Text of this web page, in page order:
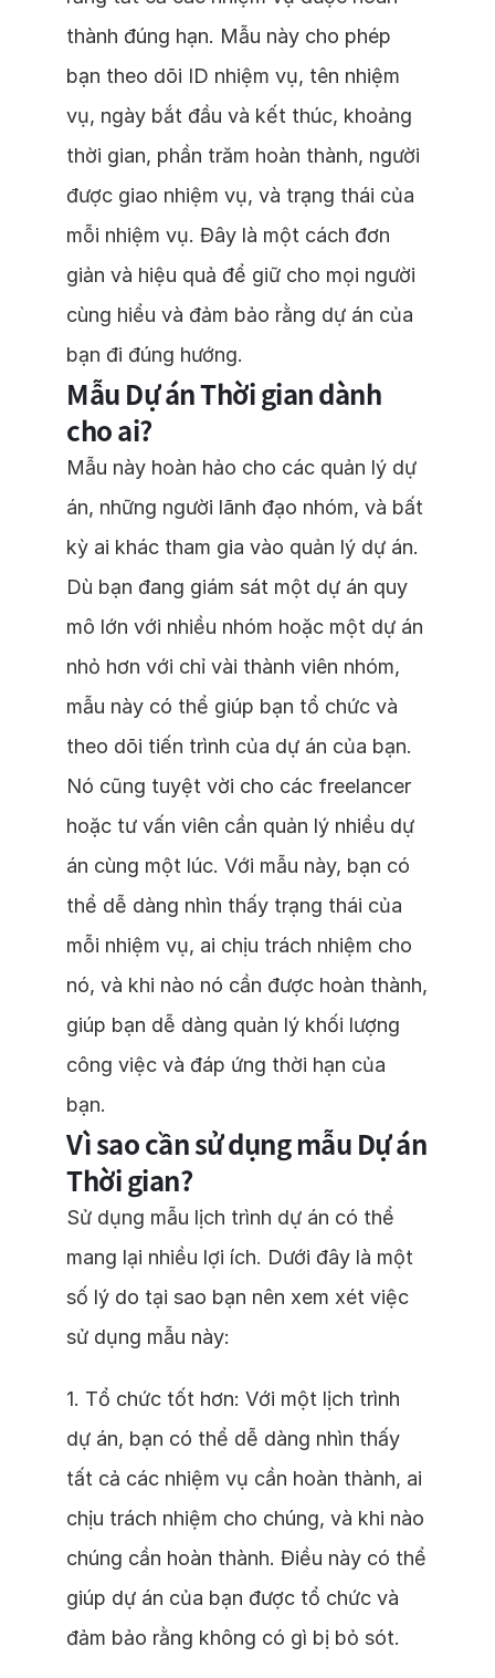
thành đúng hạn. Mẫu này cho phép
bạn theo dõi ID nhiệm vụ, tên nhiệm
vụ, ngày bắt đầu và kết thúc, khoảng
thời gian, phần trăm hoàn thành, người
được giao nhiệm vụ, và trạng thái của
mỗi nhiệm vụ. Đây là một cách đơn
giản và hiệu quả để giữ cho mọi người
cùng hiểu và đảm bảo rằng dự án của
bạn đi đúng hướng.
Mẫu Dự án Thời gian dành
cho ai?
Mẫu này hoàn hảo cho các quản lý dự
án, những người lãnh đạo nhóm, và bất
kỳ ai khác tham gia vào quản lý dự án.
Dù bạn đang giám sát một dự án quy
mô lớn với nhiều nhóm hoặc một dự án
nhỏ hơn với chỉ vài thành viên nhóm,
mẫu này có thể giúp bạn tổ chức và
theo dõi tiến trình của dự án của bạn.
Nó cũng tuyệt vời cho các freelancer
hoặc tư vấn viên cần quản lý nhiều dự
án cùng một lúc. Với mẫu này, bạn có
thể dễ dàng nhìn thấy trạng thái của
mỗi nhiệm vụ, ai chịu trách nhiệm cho
nó, và khi nào nó cần được hoàn thành,
giúp bạn dễ dàng quản lý khối lượng
công việc và đáp ứng thời hạn của
bạn.
Vì sao cần sử dụng mẫu Dự án
Thời gian?
Sử dụng mẫu lịch trình dự án có thể
mang lại nhiều lợi ích. Dưới đây là một
số lý do tại sao bạn nên xem xét việc
sử dụng mẫu này:
1. Tổ chức tốt hơn: Với một lịch trình
dự án, bạn có thể dễ dàng nhìn thấy
tất cả các nhiệm vụ cần hoàn thành, ai
chịu trách nhiệm cho chúng, và khi nào
chúng cần hoàn thành. Điều này có thể
giúp dự án của bạn được tổ chức và
đảm bảo rằng không có gì bị bỏ sót.